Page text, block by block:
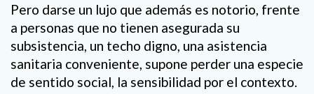
Pero darse un lujo que además es notorio, frente
a personas que no tienen asegurada su
subsistencia, un techo digno, una asistencia
sanitaria conveniente, supone perder una especie
de sentido social, la sensibilidad por el contexto.